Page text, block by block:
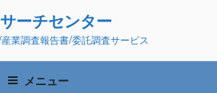
ーチセンター
業調査報告書/委託調査サービス
メニュー